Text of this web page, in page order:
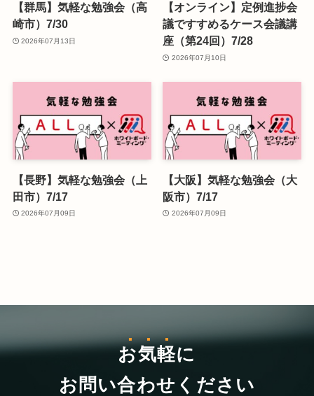
【群馬】気軽な勉強会（高
崎市）7/30
2026年07月13日
【オンライン】定例進捗会
議ですすめるケース会議講
座（第24回）7/28
2026年07月10日
【長野】気軽な勉強会（上
田市）7/17
2026年07月09日
【大阪】気軽な勉強会（大
阪市）7/17
2026年07月09日
お気軽に
お問い合わせください